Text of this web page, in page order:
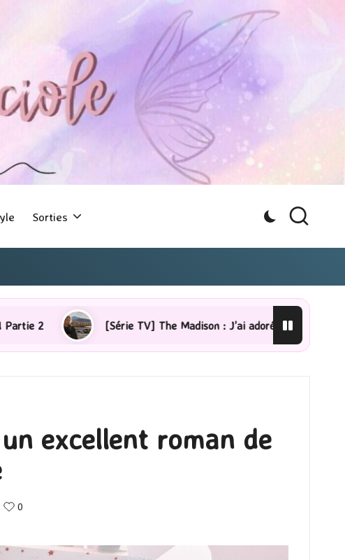
Sorties
TV] The Madison : J’ai adoré ! [Lecture] La femme de
excellent roman de
0